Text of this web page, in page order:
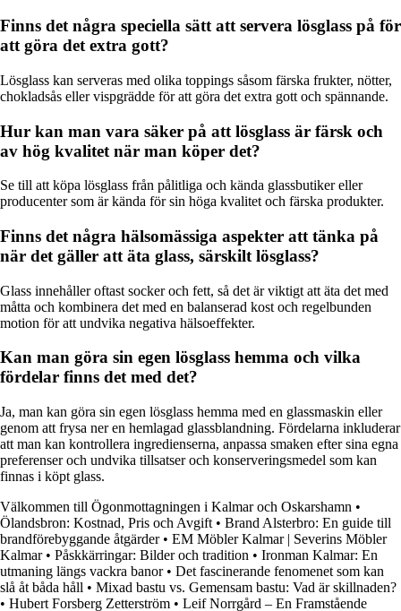
Finns det några speciella sätt att servera lösglass på för
att göra det extra gott?
Lösglass kan serveras med olika toppings såsom färska frukter, nötter,
chokladsås eller vispgrädde för att göra det extra gott och spännande.
Hur kan man vara säker på att lösglass är färsk och
av hög kvalitet när man köper det?
Se till att köpa lösglass från pålitliga och kända glassbutiker eller
producenter som är kända för sin höga kvalitet och färska produkter.
Finns det några hälsomässiga aspekter att tänka på
när det gäller att äta glass, särskilt lösglass?
Glass innehåller oftast socker och fett, så det är viktigt att äta det med
måtta och kombinera det med en balanserad kost och regelbunden
motion för att undvika negativa hälsoeffekter.
Kan man göra sin egen lösglass hemma och vilka
fördelar finns det med det?
Ja, man kan göra sin egen lösglass hemma med en glassmaskin eller
genom att frysa ner en hemlagad glassblandning. Fördelarna inkluderar
att man kan kontrollera ingredienserna, anpassa smaken efter sina egna
preferenser och undvika tillsatser och konserveringsmedel som kan
finnas i köpt glass.
Välkommen till Ögonmottagningen i Kalmar och Oskarshamn •
Ölandsbron: Kostnad, Pris och Avgift • Brand Alsterbro: En guide till
brandförebyggande åtgärder• EM Möbler Kalmar | Severins Möbler
Kalmar• Påskkärringar: Bilder och tradition • Ironman Kalmar: En
utmaning längs vackra banor• Det fascinerande fenomenet som kan
slå åt båda håll • Mixad bastu vs. Gemensam bastu: Vad är skillnaden?
• Hubert Forsberg Zetterström • Leif Norrgård – En Framstående